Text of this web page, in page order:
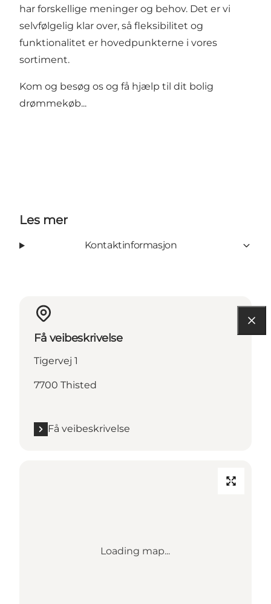
har forskellige meninger og behov. Det er vi
selvfølgelig klar over, så fleksibilitet og
funktionalitet er hovedpunkterne i vores
sortiment.
Kom og besøg os og få hjælp til dit bolig
drømmekøb...
Les mer
Kontaktinformasjon
Få veibeskrivelse
Tigervej 1
7700 Thisted
Få veibeskrivelse
Loading map...